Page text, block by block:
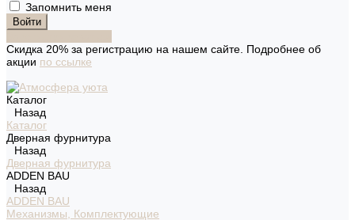
Запомнить меня
Скидка 20% за регистрацию на нашем сайте. Подробнее об
акции по ссылке
Каталог
Назад
Каталог
Дверная фурнитура
Назад
Дверная фурнитура
ADDEN BAU
Назад
ADDEN BAU
Механизмы, Комплектующие